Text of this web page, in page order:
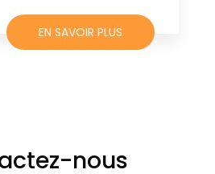
EN SAVOIR PLUS
nous